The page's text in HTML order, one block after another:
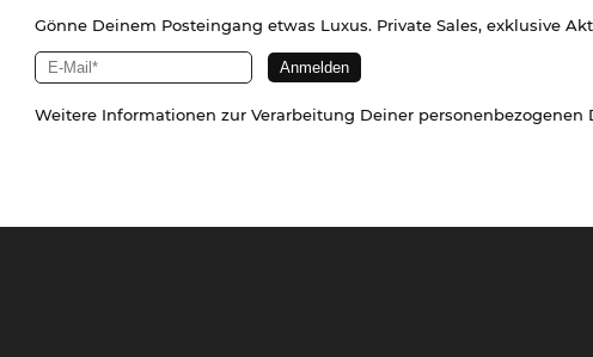
Gönne Deinem Posteingang etwas Luxus. Private Sales, exklusive
Weitere Informationen zur Verarbeitung Deiner personenbezogenen